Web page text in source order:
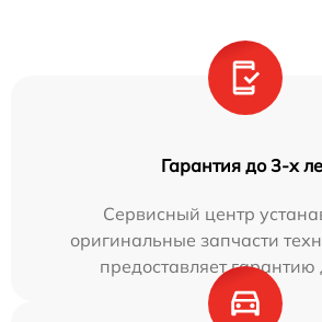
Гарантия до 3-х
Сервисный центр
оригинальные запчасти
предоставляет гарантию